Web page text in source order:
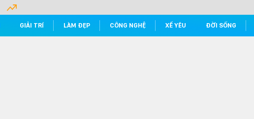
GIẢI TRÍ LÀM ĐẸP CÔNG NGHỆ XẾ YÊU ĐỜI SỐNG